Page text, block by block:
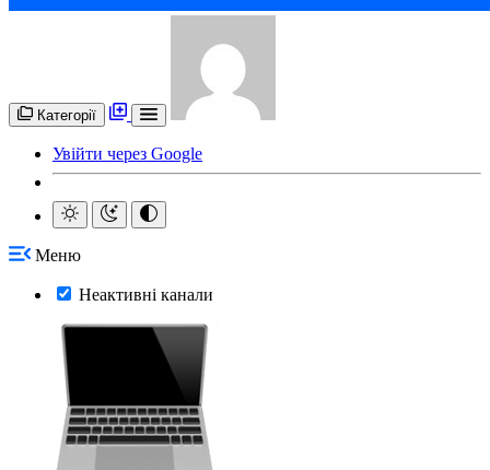
Категорії
Увійти через Google
Меню
Неактивні канали